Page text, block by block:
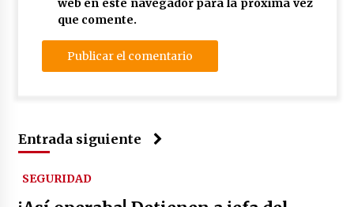
web en este navegador para la próxima vez
que comente.
Entrada siguiente
SEGURIDAD